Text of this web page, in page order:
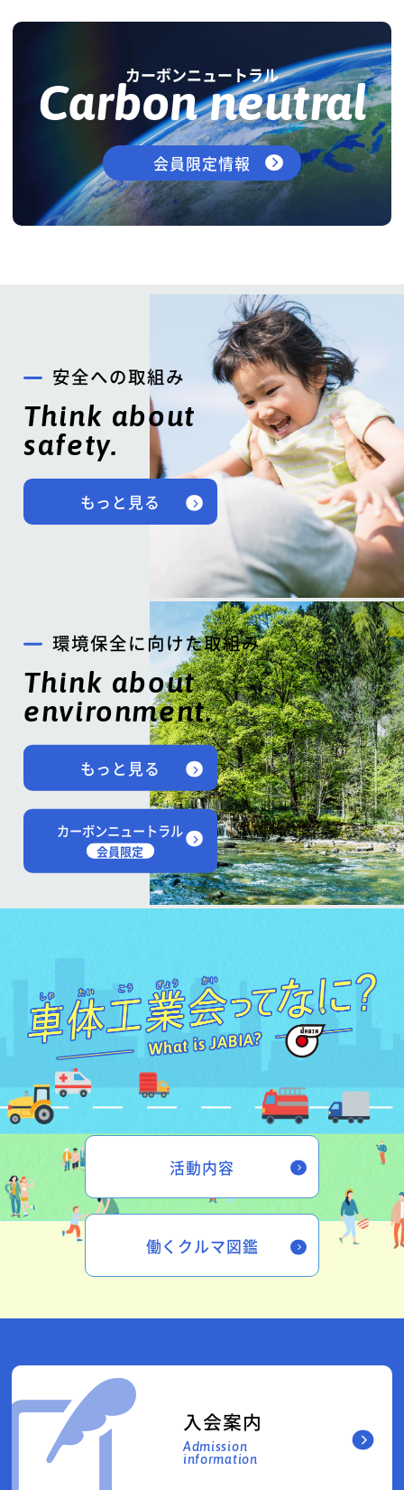
カーボンニュートラル
Carbon neutral
会員限定情報
安全への取組み
Think about
safety.
もっと見る
環境保全に向けた取組み
Think about
environment.
もっと見る
カーボンニュートラル
会員限定
活動内容
働くクルマ図鑑
入会案内
Admission
information